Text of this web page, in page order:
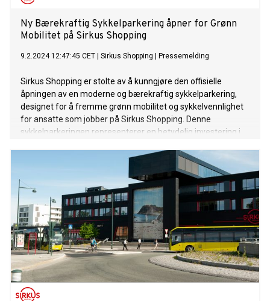
Ny Bærekraftig Sykkelparkering åpner for Grønn
Mobilitet på Sirkus Shopping
9.2.2024 12:47:45 CET Sirkus Shopping Pressemelding
Sirkus Shopping er stolte av å kunngjøre den offisielle
åpningen av en moderne og bærekraftig sykkelparkering,
designet for å fremme grønn mobilitet og sykkelvennlighet
for ansatte som jobber på Sirkus Shopping. Denne
sykkelparkeringen representerer en betydelig investering i
sitt engasjement for en mer miljøvennlig fremtid.